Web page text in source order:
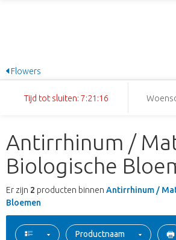
Flowers
Tijd tot sluiten: 7:21:15
Antirrhinum /
Biologische
Er zijn 2 producten binnen Antirrhinum /
Bloemen
Productnaam